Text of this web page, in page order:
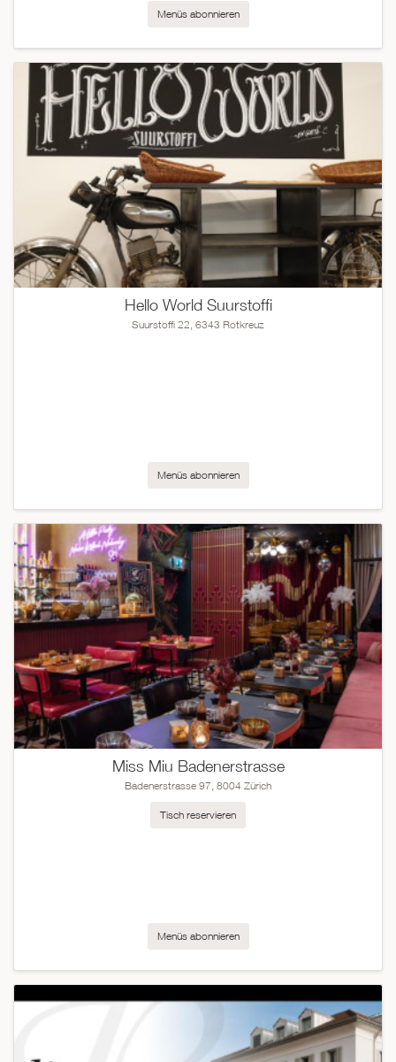
Menüs abonnieren
Hello World Suurstoffi
Suurstoffi 22, 6343 Rotkreuz
Menüs abonnieren
Miss Miu Badenerstrasse
Badenerstrasse 97, 8004 Zürich
Menüs abonnieren
Tisch reservieren